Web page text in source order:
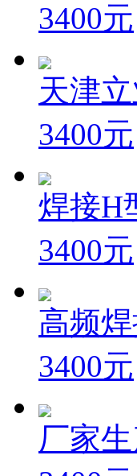
3400元
天津
3400元
焊接H
3400元
高频
3400元
厂家